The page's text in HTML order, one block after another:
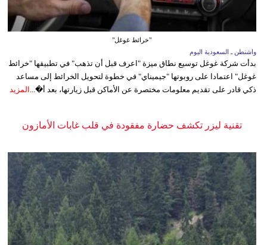
"خرائط غوغل"
واشنطن ـ السعودية اليوم
بدأت شركة غوغل توسيع نطاق ميزة "اعرف قبل أن تذهب" في تطبيقها "خرائط
غوغل" اعتمادا على روبوتها "جيميناي" في خطوة لتحويل الخرائط إلى مساعد
ذكي قادر على تقديم معلومات مختصرة عن الأماكن قبل زيارتها، بعد أ�... المزيد
تقنية ليزر تكشف حضارة مفقودة في قلب غابات الأمازون